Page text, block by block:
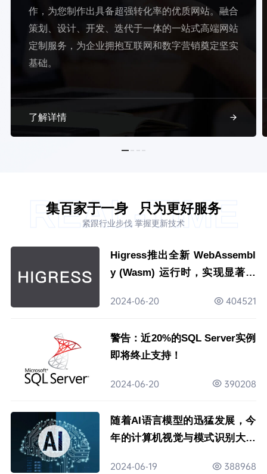
作，为您制作出具备超强转化率的优质网站。融合
策划、设计、开发、迭代于一体的一站式高端网站
定制服务，为企业拥抱互联网和数字营销奠定坚实
基础。
了解详情
集百家于一身 只为更好服务
紧跟行业步伐 掌握更新技术
REAL-TIME
Higress推出全新 WebAssembl
y (Wasm) 运行时，实现显著性
2024-06-20
404521
警告：近20%的SQL Server实例
即将终止支持！
2024-06-20 390208
随着AI语言模型的迅猛发展，今
年的计算机视觉与模式识别大会
2024-06-19 388968